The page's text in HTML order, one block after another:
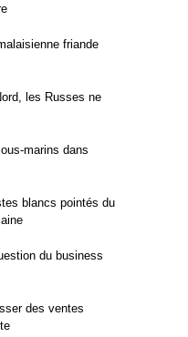
friande
les Russes ne
marins dans
blancs pointés du
du business
des ventes